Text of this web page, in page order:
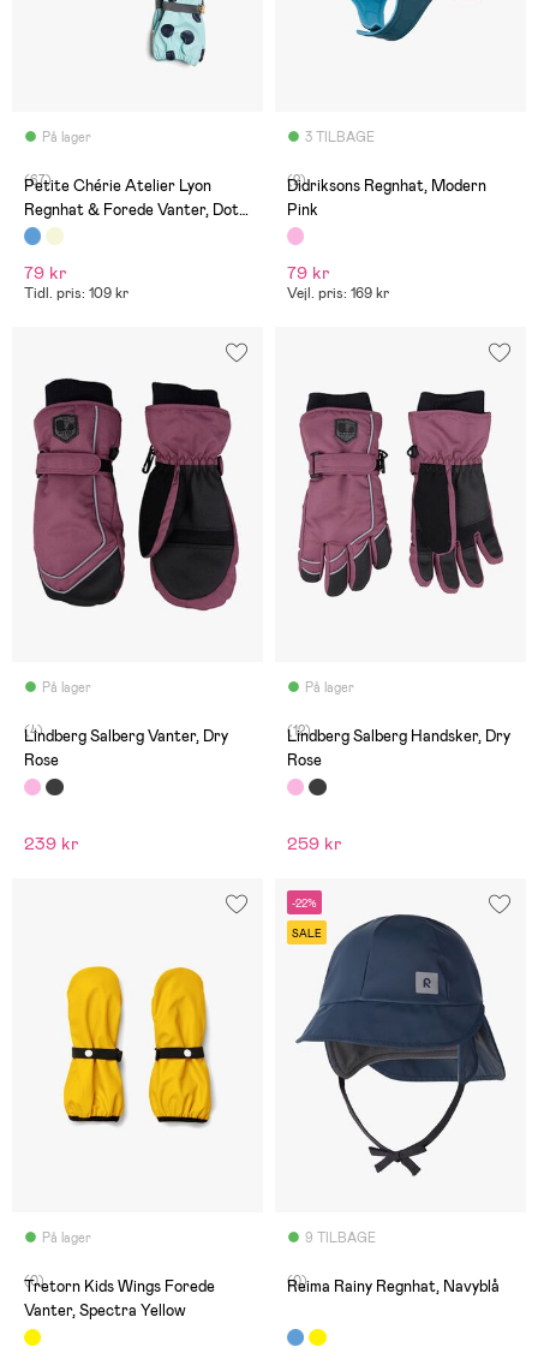
På lager
(67)
Petite Chérie Atelier Lyon
Regnhat & Forede Vanter, Dots
Icy Morn
79 kr
Tidl. pris: 109 kr
3 TILBAGE
(2)
Didriksons Regnhat, Modern
Pink
79 kr
Vejl. pris: 169 kr
På lager
(4)
Lindberg Salberg Vanter, Dry
Rose
239 kr
På lager
(12)
Lindberg Salberg Handsker, Dry
Rose
259 kr
På lager
(0)
Tretorn Kids Wings Forede
Vanter, Spectra Yellow
-22%
SALE
9 TILBAGE
(0)
Reima Rainy Regnhat, Navyblå